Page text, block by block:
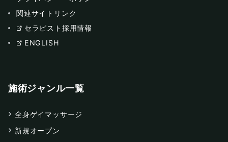
関連サイトリンク
セラピスト採用情報
ENGLISH
施術ジャンル一覧
全身ゲイマッサージ
新規オープン